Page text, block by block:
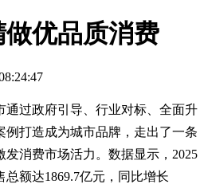
优品质消费
通过政府引导、行业对标、全面升
例打造成为城市品牌，走出了一条
消费市场活力。数据显示，2025
额达1869.7亿元，同比增长